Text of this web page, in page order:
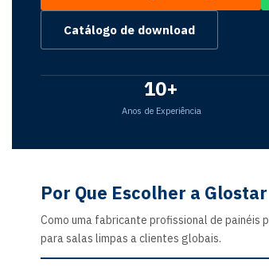
Catálogo de download
10+
Anos de Experiência
Por Que Escolher a Glostar
Como uma fabricante profissional de
para salas limpas a clientes globais.